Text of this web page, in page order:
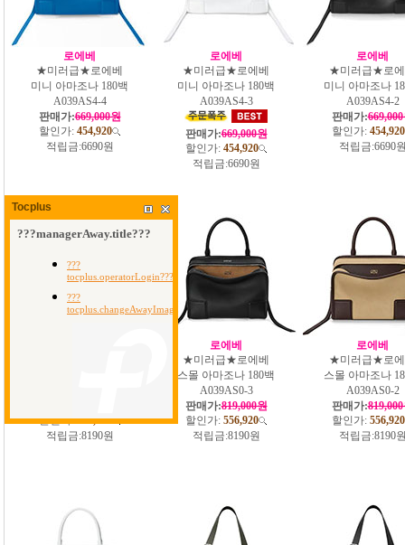
로에베
★미러급★로에베
미니 아마조나 180백
A039AS4-4
판매가:669,000원
할인가: 454,920
적립금:6690원
로에베
★미러급★로에베
미니 아마조나 180백
A039AS4-3
판매가:669,000원
할인가: 454,920
적립금:6690원
로에베
★미러급★로
미니 아마조나
A039AS4-2
판매가:
할인가: 454,920
적립금:6690
할인가:556,920
적립금:8190원
로에베
★미러급★로에베
스몰 아마조나 180백
A039AS0-3
판매가:819,000원
할인가: 556,920
적립금:8190원
로에베
★미러급★로
스몰 아마조나
A039AS0-2
판매가:
할인가: 556,920
적립금:8190
Tocplus